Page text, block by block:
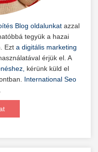
Blog oldalunkat azzal
tegyük a hazai
Ezt a digitális marketing
érjük el. A
kérünk küld el
International Seo